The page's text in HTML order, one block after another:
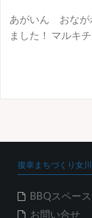
あがいん おなが
ました！ マルキ
復幸まちづくり女
BBQスペー
お問い合せ